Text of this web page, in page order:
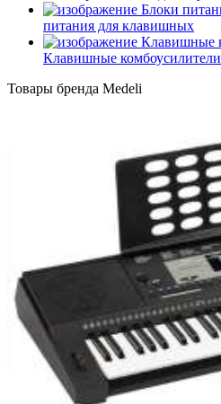
питания для клавишных
Клавишные комбоусилители
Товары бренда Medeli